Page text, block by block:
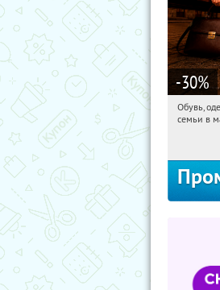
-30%
Обувь,
семьи в